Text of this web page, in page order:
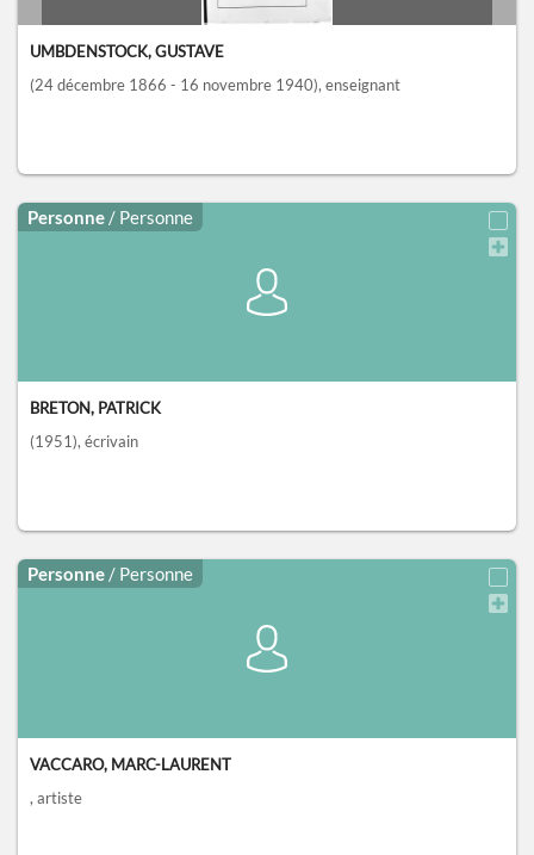
UMBDENSTOCK, GUSTAVE
(24 décembre 1866 - 16 novembre 1940), enseignant
Personne / Personne
BRETON, PATRICK
(1951), écrivain
Personne / Personne
VACCARO, MARC-LAURENT
, artiste